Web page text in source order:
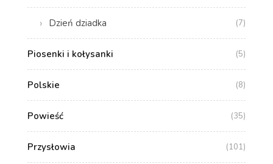
Dzień dziadka (7)
Piosenki i kołysanki (5)
Polskie (8)
Powieść (35)
Przysłowia (101)